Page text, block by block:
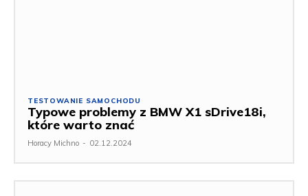
TESTOWANIE SAMOCHODU
Typowe problemy z BMW X1 sDrive18i,
które warto znać
Horacy Michno - 02.12.2024